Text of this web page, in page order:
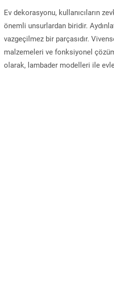
Ev dekorasyonu, kullanıcıların
önemli unsurlardan biridir.
vazgeçilmez bir parçasıdır.
malzemeleri ve fonksiyonel
olarak, lambader modelleri ile